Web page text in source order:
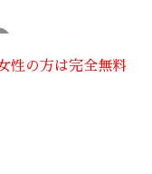
性の方は完全無料